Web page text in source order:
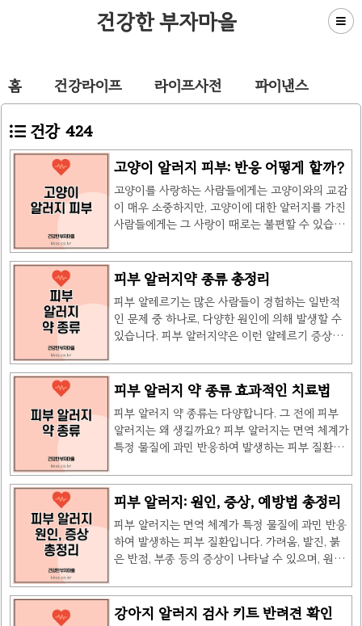
건강한 부자마을
홈 건강라이프 라이프사전 파이낸스
건강 424
고양이 알러지 피부: 반응 어떻게 할까?
고양이를 사랑하는 사람들에게는 고양이와의 교감
이 매우 소중하지만, 고양이에 대한 알러지를 가진
사람들에게는 그 사랑이 때로는 불편할 수 있습니
고통을 안겨주는 문제입니다. 고양이 알러지 피부
는 고양이의 털이나 비듬, 침 등에 포함된 단백질에
다. 이번 글에서는 고양이 알러지 피부의 원인, 증
상, 치료 방법에 대해 알아보겠습니다. 고양이 알
러지 피부의 원인고양이 알러지 피부는 주로 고양
의 털, 비듬, 침 등은 알레르기 반응을 일으킬 수 있
는 물질을 포함하고 있습니다. 알레르기 반응이 일
어나면 면역 시스템이 고양이의 단백질을 유해한
물질로 인식하고 과도하게 반응하게 ..
피부 알러지약 종류 총정리
피부 알레르기는 많은 사람들이 경험하는 일반적
인 문제 중 하나로, 다양한 원인에 의해 발생할 수
있습니다. 피부 알러지약은 이런 알레르기 증상을
입니다. 오늘은 피부 알레르기의 원인, 증상, 그리
고 이를 효과적으로 관리할 수 있는 피부 알러지약
의 종류, 효과, 사용법 등을 상세히 다루며, 관련된
정보를 쉽게 이해할 수 있도록 정리해 드리겠습니
다. 피부 알레르기의 원인피부 알레르기는 여러 가
으로는 환경적인 요인, 유전적 요인, 음식 등이 있
으며, 각각의 요인은 알레르기 반응을 유발할 수 있
습니다.환경적인 요인: 대기 오염, 꽃가루, 먼지 등
은 알레르기를 유발할 ..
피부 알러지 약 종류 효과적인 치료법
피부 알러지 약 종류는 다양합니다. 그 전에 피부
알러지는 왜 생길까요? 피부 알러지는 면역 체계가
특정 물질에 과민 반응하여 발생하는 피부 질환입
타날 수 있으며, 원인에 따라 다양한 형태로 구분됩
니다. 피부 알러지 약피부 알러지 약 같은 경우 치
료 방법은 다음과 같습니다.1. 항히스타민제항히스
타민제는 피부 알러지 증상을 완화하는 데 효과적
이며, 가려움과 발진을 줄이는 역할을 합니다.2. 스
기를 줄이는 데 사용되며, 일반적으로 단기 사용이
권장됩니다.3. 보습제피부 장벽을 보호하고 수분을
피부 알러지: 원인, 증상, 예방법 총정리
피부 알러지는 면역 체계가 특정 물질에 과민 반응
하여 발생하는 피부 질환입니다. 가려움, 발진, 붉
은 반점, 부종 등의 증상이 나타날 수 있으며, 원인
주요 유형피부 알러지는 다양한 원인과 증상에 따
라 다음과 같이 분류할 수 있습니다.1. 알레르기성
강아지 알러지 검사 키트 반려견 확인